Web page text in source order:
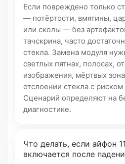
Если повреждено только
— потёртости, вмятины,
или сколы — без
тачскрина, часто
стекла. Замена модуля
светлых пятнах, полосах,
изображения, мёртвых
отслоении стекла с
Сценарий определяют на
диагностике.
Что делать, если айфон
включается после